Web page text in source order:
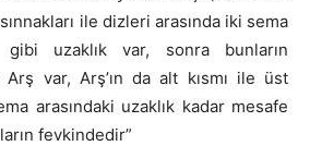
ile dizleri arasında iki sema
gibi uzaklık var, sonra bunların
Arş var, Arş’ın da alt kısmı ile üst
arasındaki uzaklık kadar mesafe
fevkindedir”